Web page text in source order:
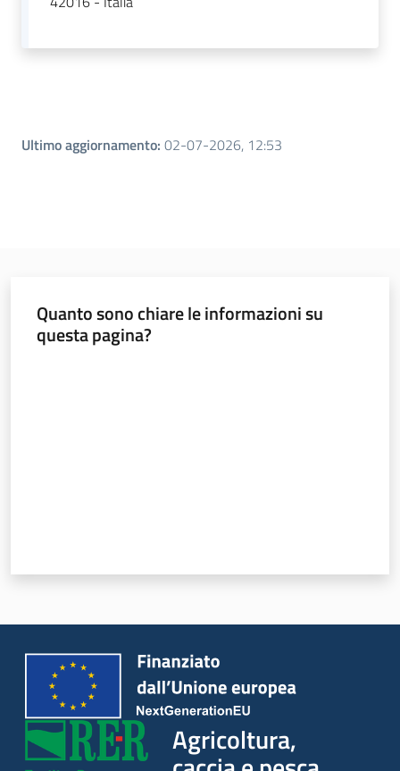
Leggi atti bandi
Ultimo aggiornamento: 02-07-2026, 12:53
Quanto sono chiare le informazioni su
questa pagina?
Agricoltura,